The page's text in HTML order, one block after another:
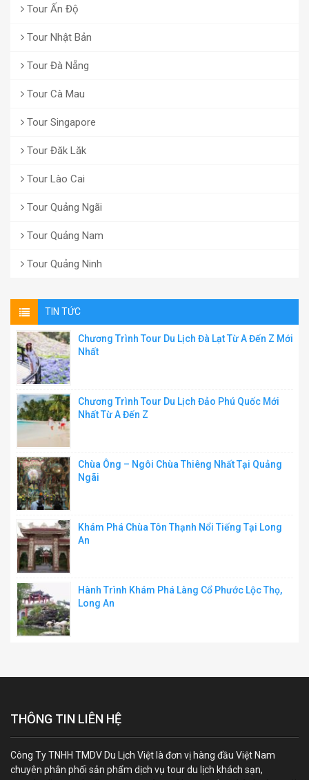
Tour Ấn Độ
Tour Nhật Bản
Tour Đà Nẵng
Tour Cà Mau
Tour Singapore
Tour Đăk Lăk
Tour Lào Cai
Tour Quảng Ngãi
Tour Quảng Nam
Tour Quảng Ninh
TIN TỨC
Chương Trình Tour Du Lịch Đà Lạt Từ A Đến Z Mới
Nhất
Chương Trình Tour Du Lịch Đảo Phú Quốc Mới
Nhất Từ A Đến Z
Chùa Ông – Ngôi Chùa Thiêng Nhất Tại Quảng
Ngãi
Khám Phá Chùa Tôn Thạnh Nổi Tiếng Tại Long
An
Hành Trình Khám Phá Làng Cổ Phước Lộc Thọ,
Long An
THÔNG TIN LIÊN HỆ
Công Ty TNHH TMDV Du Lịch Việt là đơn vị hàng đầu Việt Nam
chuyên phân phối sản phẩm dịch vụ tour du lịch khách sạn,